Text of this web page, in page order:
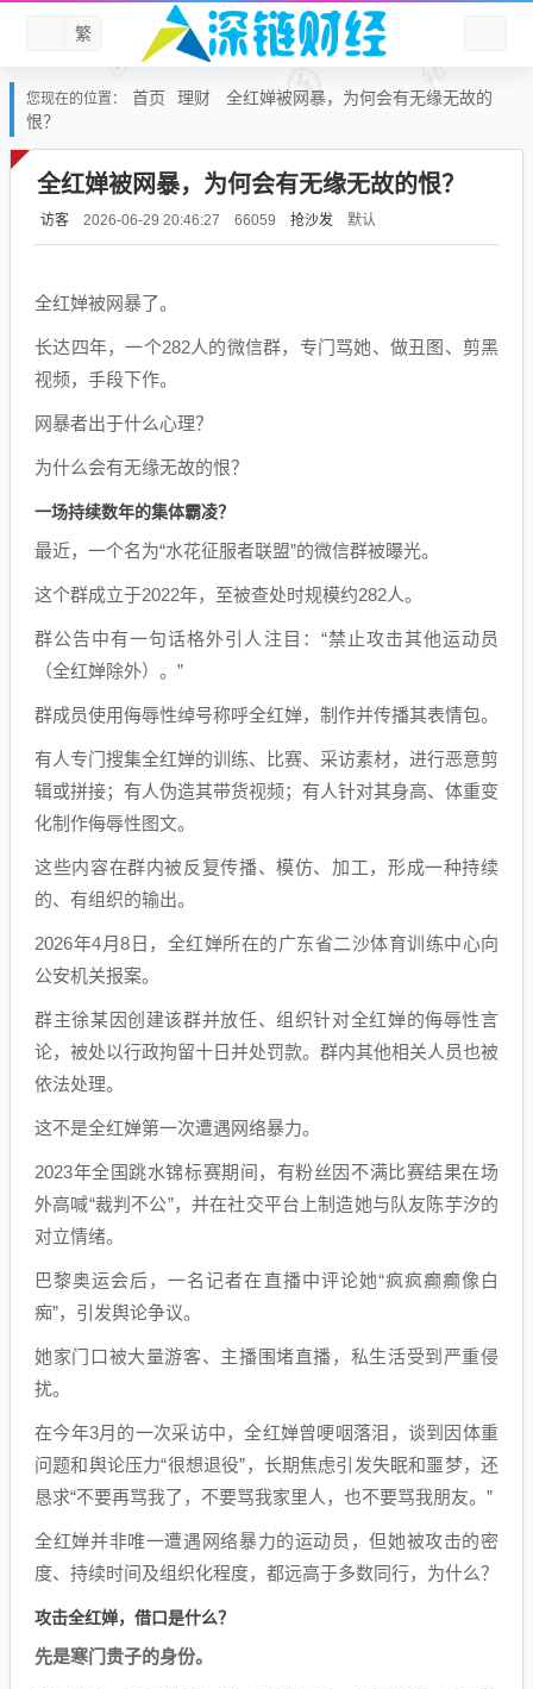
繁
您现在的位置： 首页 理财
全红婵被网暴，为何会有无缘无故的
恨？
全红婵被网暴，为何会有无缘无故的恨？
访客 2026-06-29 20:46:27 66059 抢沙发 默认
全红婵被网暴了。
长达四年，一个282人的微信群，专门骂她、做丑图、剪黑
视频，手段下作。
网暴者出于什么心理？
为什么会有无缘无故的恨？
一场持续数年的集体霸凌？
最近，一个名为“水花征服者联盟”的微信群被曝光。
这个群成立于2022年，至被查处时规模约282人。
群公告中有一句话格外引人注目：“禁止攻击其他运动员
（全红婵除外）。”
群成员使用侮辱性绰号称呼全红婵，制作并传播其表情包。
有人专门搜集全红婵的训练、比赛、采访素材，进行恶意剪
辑或拼接；有人伪造其带货视频；有人针对其身高、体重变
化制作侮辱性图文。
这些内容在群内被反复传播、模仿、加工，形成一种持续
的、有组织的输出。
2026年4月8日，全红婵所在的广东省二沙体育训练中心向
公安机关报案。
群主徐某因创建该群并放任、组织针对全红婵的侮辱性言
论，被处以行政拘留十日并处罚款。群内其他相关人员也被
依法处理。
这不是全红婵第一次遭遇网络暴力。
2023年全国跳水锦标赛期间，有粉丝因不满比赛结果在场
外高喊“裁判不公”，并在社交平台上制造她与队友陈芋汐的
对立情绪。
巴黎奥运会后，一名记者在直播中评论她“疯疯癫癫像白
痴”，引发舆论争议。
她家门口被大量游客、主播围堵直播，私生活受到严重侵
扰。
在今年3月的一次采访中，全红婵曾哽咽落泪，谈到因体重
问题和舆论压力“很想退役”，长期焦虑引发失眠和噩梦，还
恳求“不要再骂我了，不要骂我家里人，也不要骂我朋友。”
全红婵并非唯一遭遇网络暴力的运动员，但她被攻击的密
度、持续时间及组织化程度，都远高于多数同行，为什么？
攻击全红婵，借口是什么？
先是寒门贵子的身份。